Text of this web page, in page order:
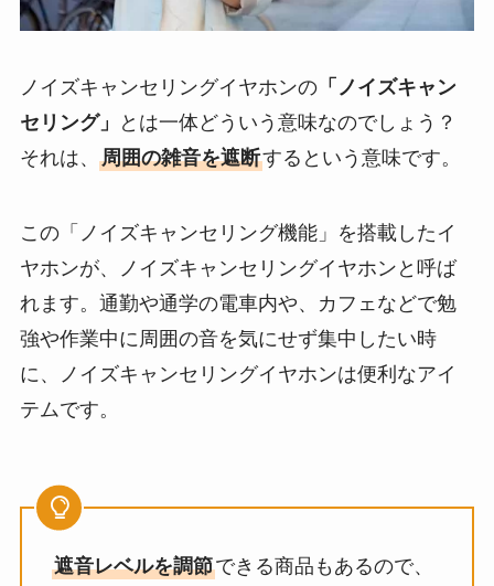
ノイズキャンセリングイヤホンの「ノイズキャン
セリング」
とは一体どういう意味なのでしょう？
それは、 周囲の雑音を遮断するという意味です。
この「ノイズキャンセリング機能」を搭載したイ
ヤホンが、ノイズキャンセリングイヤホンと呼ば
れます。通勤や通学の電車内や、カフェなどで勉
強や作業中に周囲の音を気にせず集中したい時
に、ノイズキャンセリングイヤホンは便利なアイ
テムです。
遮音レベルを調節できる商品もあるので、